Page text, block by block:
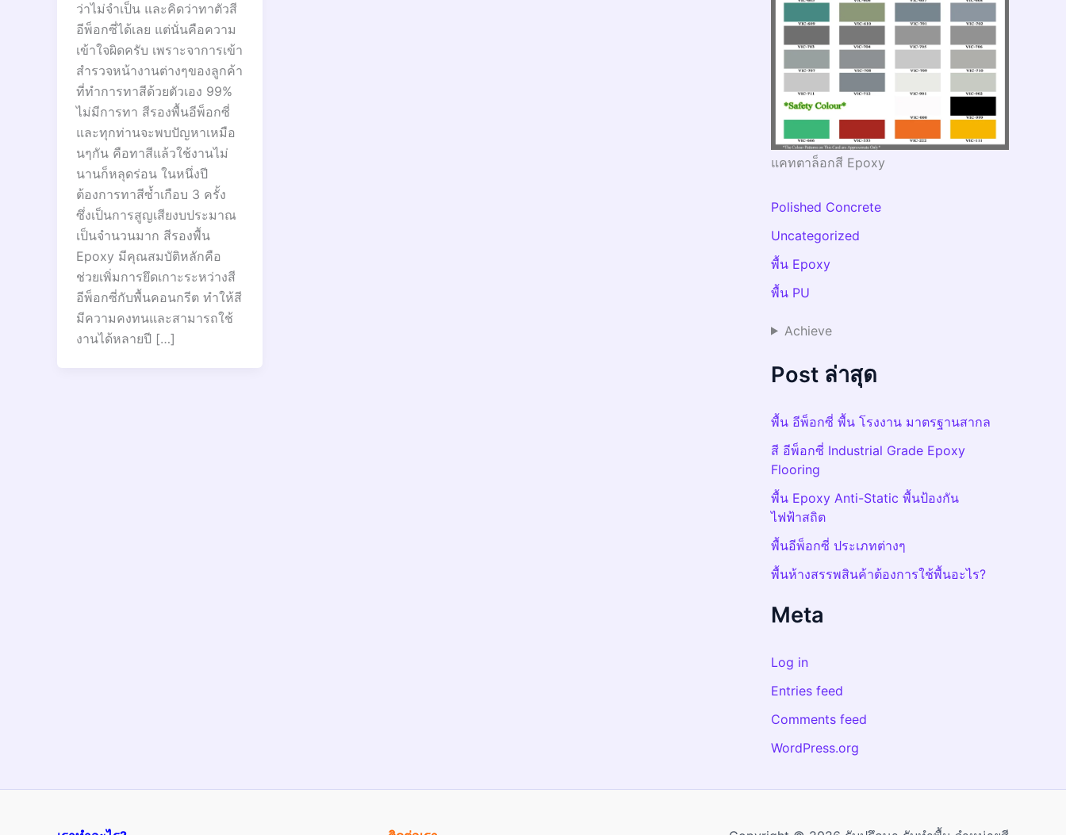
ว่าไม่จำเป็น และคิดว่าทาตัวสี
อีพ็อกซี่ได้เลย แต่นั่นคือความ
เข้าใจผิดครับ เพราะจาการเข้า
สำรวจหน้างานต่างๆของลูกค้า
ที่ทำการทาสีด้วยตัวเอง 99%
ไม่มีการทา สีรองพื้นอีพ็อกซี่
และทุกท่านจะพบปัญหาเหมือ
นๆกัน คือทาสีแล้วใช้งานไม่
นานก็หลุดร่อน ในหนึ่งปี
ต้องการทาสีซ้ำเกือบ 3 ครั้ง
ซึ่งเป็นการสูญเสียงบประมาณ
เป็นจำนวนมาก สีรองพื้น
Epoxy มีคุณสมบัติหลักคือ
ช่วยเพิ่มการยึดเกาะระหว่างสี
อีพ็อกซี่กับพื้นคอนกรีต ทำให้สี
มีความคงทนและสามารถใช้
งานได้หลายปี […]
แคทตาล็อกสี Epoxy
Polished Concrete
Uncategorized
พื้น Epoxy
พื้น PU
Achieve
Post ล่าสุด
พื้น อีพ็อกซี่ พื้น โรงงาน มาตรฐานสากล
สี อีพ็อกซี่ Industrial Grade Epoxy
Flooring
พื้น Epoxy Anti-Static พื้นป้องกัน
ไฟฟ้าสถิต
พื้นอีพ็อกซี่ ประเภทต่างๆ
พื้นห้างสรรพสินค้าต้องการใช้พื้นอะไร?
Meta
Log in
Entries feed
Comments feed
WordPress.org